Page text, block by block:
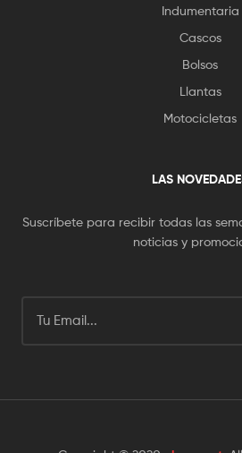
Indumentaria
Cascos
Bolsos
Llantas
Motocicletas
LAS
Suscríbete para recibir todas las
noticias y